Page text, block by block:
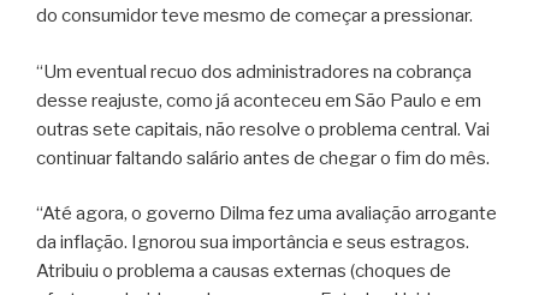
do consumidor teve mesmo de começar a pressionar.
“Um eventual recuo dos administradores na cobrança
desse reajuste, como já aconteceu em São Paulo e em
outras sete capitais, não resolve o problema central. Vai
continuar faltando salário antes de chegar o fim do mês.
“Até agora, o governo Dilma fez uma avaliação arrogante
da inflação. Ignorou sua importância e seus estragos.
Atribuiu o problema a causas externas (choques de